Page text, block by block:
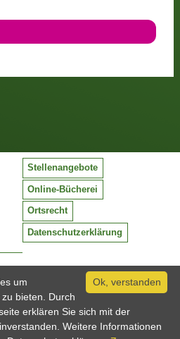
409-0
Stellenangebote
Online-Bücherei
Ortsrecht
Datenschutzerklärung
Ok, verstanden
um
bieten. Durch
erklären Sie sich mit der
Weitere Informationen